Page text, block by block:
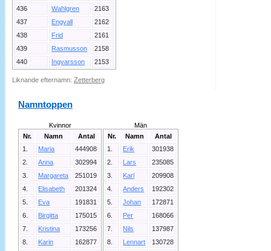
436 Wahlgren
2163
437
Engvall
2162
438
Frid
2161
439
Rasmusson
2158
440
Ingvarsson 2153
Liknande efternamn:Zetterberg
Namntoppen
Kvinnor
Nr.
Namn
Antal
1.
Maria
444908
2.
Anna
302994
3.
Margareta
251019
4.
Elisabeth
201324
5.
Eva
191831
6.
Birgitta
175015
7.
Kristina
173256
8.
Karin
162877
Män
Nr.
Namn
Antal
1.
Erik
301938
2.
Lars
235085
3.
Karl
209908
4.
Anders
192302
5.
Johan
172871
6.
Per
168066
7.
Nils
137987
8.
Lennart
130728